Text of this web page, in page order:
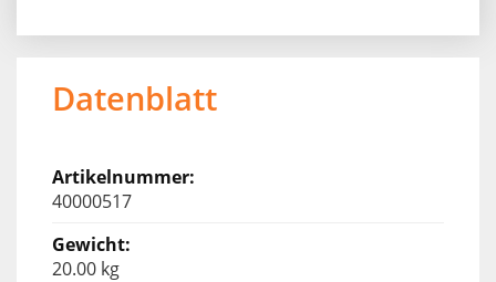
Datenblatt
40000517
20.00 kg